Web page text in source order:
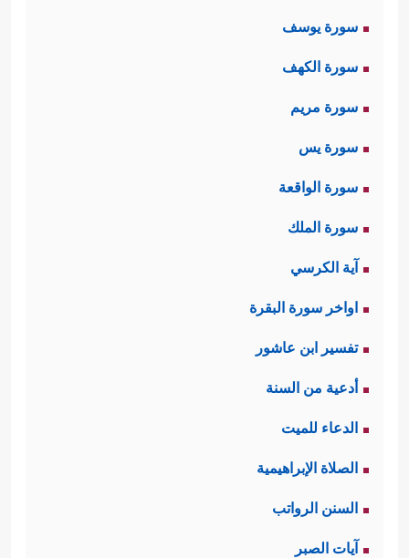
سورة يوسف
سورة الكهف
سورة مريم
سورة يس
سورة الواقعة
سورة الملك
آية الكرسي
اواخر سورة البقرة
تفسير ابن عاشور
أدعية من السنة
الدعاء للميت
الصلاة الإبراهيمية
السنن الرواتب
آيات الصبر